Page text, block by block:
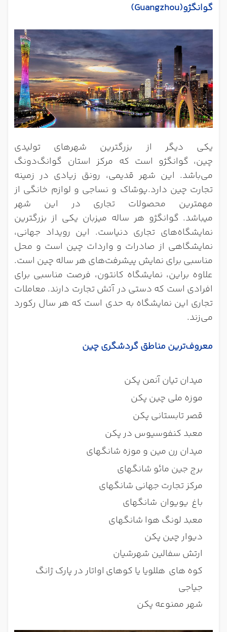
گوانگژو(Guangzhou)
یکی دیگر از بزرگترین شهرهای تولیدی
چین، گوانگژو است که مرکز استان گوانگ‌دونگ
می‌باشد. این شهر قدیمی، رونق زیادی در زمینه
تجارت چین دارد.پوشاک و نساجی و لوازم خانگی از
مهمترین محصولات تجاری در این شهر
میباشد. گوانگژو هر ساله میزبان یکی از بزرگترین
نمایشگاه‌های تجاری دنیاست. این رویداد جهانی،
نمایشگاهی از صادرات و واردات چین است و محل
مناسبی برای نمایش پیشرفت‌های هر ساله چین است.
علاوه براین، نمایشگاه کانتون، فرصت مناسبی برای
افرادی است که دستی در آتش تجارت دارند. معاملات
تجاری این نمایشگاه به حدی است که هر سال رکورد
می‌زند.
معروف‌ترین مناطق گردشگری چین
میدان تیان آنمن پکن
موزه ملی چین پکن
قصر تابستانی پکن
معبد کنفوسیوس در پکن
میدان رن مین و موزه شانگهای
برج جین مائو شانگهای
مرکز تجارت جهانی شانگهای
باغ یویوان شانگهای
معبد لونگ هوا شانگهای
دیوار چین پکن
ارتش سفالین شهرشیان
کوه های هللویا یا کوهای اواتار در پارک ژانگ
جیاجی
شهر ممنوعه پکن